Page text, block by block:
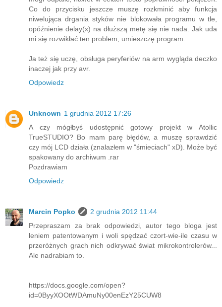
Co do przycisku jeszcze muszę rozkminić aby funkcja
niwelująca drgania styków nie blokowała programu w tle,
opóźnienie delay(x) na dłuższą metę się nie nada. Jak uda
mi się rozwikłać ten problem, umieszczę program.
Ja też się uczę, obsługa peryferiów na arm wygląda deczko
inaczej jak przy avr.
Odpowiedz
Unknown 1 grudnia 2012 17:26
A czy mógłbyś udostępnić gotowy projekt w Atollic
TrueSTUDIO? Bo mam parę błędów, a muszę sprawdzić
czy mój LCD działa (znalazłem w "śmieciach" xD). Może być
spakowany do archiwum .rar
Pozdrawiam
Odpowiedz
Marcin Popko
2 grudnia 2012 11:44
Przepraszam za brak odpowiedzi, autor tego bloga jest
leniem patentowanym i woli spędzać czort-wie-ile czasu w
przeróżnych grach nich odkrywać świat mikrokontrolerów...
Ale nadrabiam to.
https://docs.google.com/open?
id=0ByyXOOtWDAmuNy00enEzY25CUW8